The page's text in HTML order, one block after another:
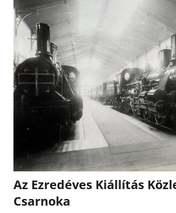
Az Ezredéves Kiállítás
Csarnoka